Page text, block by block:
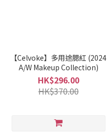
【Celvoke】多用途腮紅 (2024
A/W Makeup Collection)
HK$296.00
HK$370.00